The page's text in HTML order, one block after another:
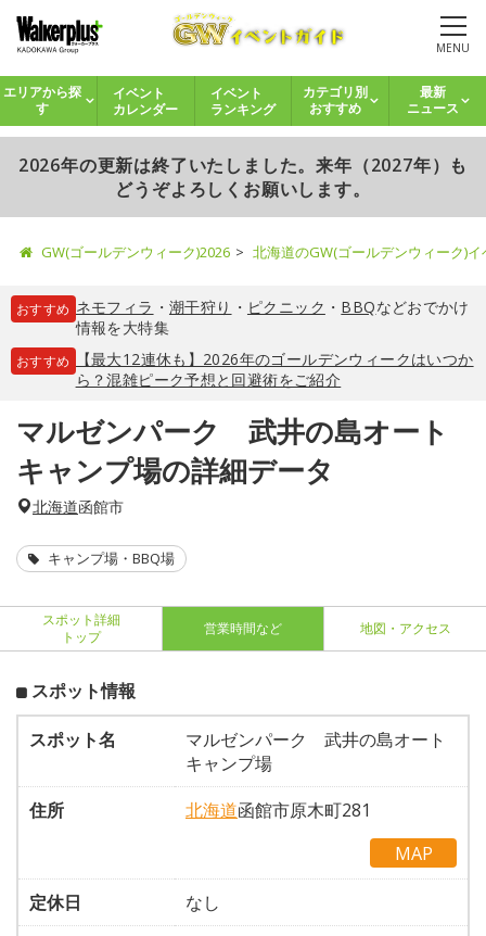
MENU
エリアから探
す
イベント
カレンダー
イベント
ランキング
カテゴリ別
おすすめ
最新
ニュース
2026年の更新は終了いたしました。来年（2027年）も
どうぞよろしくお願いします。
GW(ゴールデンウィーク)2026 北海道のGW(ゴールデンウィーク)
おすすめ ネモフィラ ・ 潮干狩り ・ ピクニック ・ BBQなどおでかけ
情報を大特集
おすすめ
【最大12連休も】2026年のゴールデンウィークはいつか
ら？混雑ピーク予想と回避術をご紹介
マルゼンパーク 武井の島オート
キャンプ場の詳細データ
北海道函館市
キャンプ場・BBQ場
スポット詳細
トップ
営業時間など 地図・アクセス
スポット情報
スポット名
マルゼンパーク 武井の島オート
キャンプ場
住所
北海道函館市原木町281
MAP
定休日
なし